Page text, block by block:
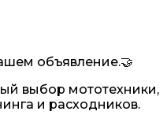
объявление.🤝
выбор мототехники,
и расходников.